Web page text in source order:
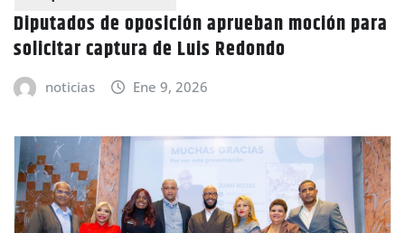
Diputados de oposición aprueban moción para
solicitar captura de Luis Redondo
noticias Ene 9, 2026